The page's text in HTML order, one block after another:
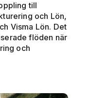
till
och Lön,
Visma Lön. Det
flöden när
och